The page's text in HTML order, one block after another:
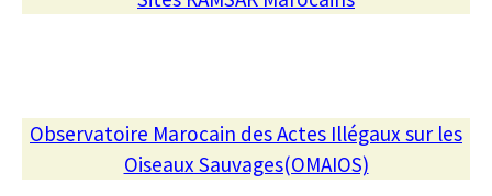
Observatoire Marocain des Actes Illégaux sur les
Oiseaux Sauvages(OMAIOS)